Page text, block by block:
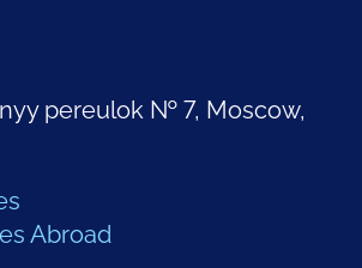
pereulok № 7, Moscow,
Abroad